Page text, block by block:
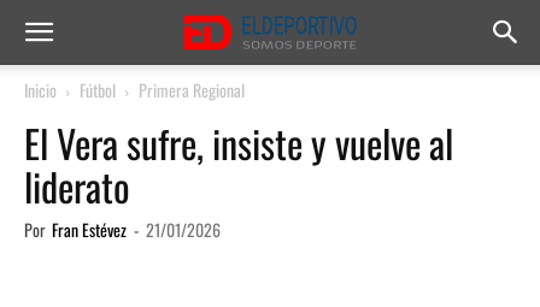
Inicio Fútbol Primera Regional
El Vera sufre, insiste y vuelve al
liderato
Por Fran Estévez - 21/01/2026